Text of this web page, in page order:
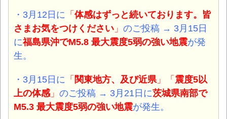
・3月12日に 「 体感はずっと続いております。 皆
さまお気をつけください 」 のご投稿 → 3 月15日
に福島県沖でM5.8 最大震度5弱の強い地震が発
生。
・3月15日に 「 関東地方、及び近県 」「 震度5以
上の体感 」 のご投稿 → 3月21日に茨城県南部で
M5.3 最大震度5弱の強い地震が発生。